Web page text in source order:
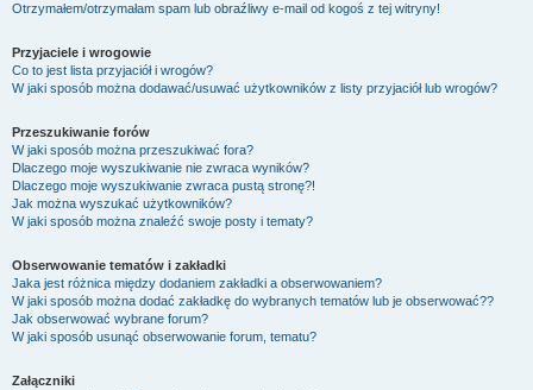
Otrzymałem/otrzymałam spam lub obraźliwy e-mail od kogoś z tej witryny!
Przyjaciele i wrogowie
Co to jest lista przyjaciół i wrogów?
W jaki sposób można dodawać/usuwać użytkowników z listy przyjaciół lub wrogów?
Przeszukiwanie forów
W jaki sposób można przeszukiwać fora?
Dlaczego moje wyszukiwanie nie zwraca wyników?
Dlaczego moje wyszukiwanie zwraca pustą stronę?!
Jak można wyszukać użytkowników?
W jaki sposób można znaleźć swoje posty i tematy?
Obserwowanie tematów i zakładki
Jaka jest różnica między dodaniem zakładki a obserwowaniem?
W jaki sposób można dodać zakładkę do wybranych tematów lub je obserwować??
Jak obserwować wybrane forum?
W jaki sposób usunąć obserwowanie forum, tematu?
Załączniki